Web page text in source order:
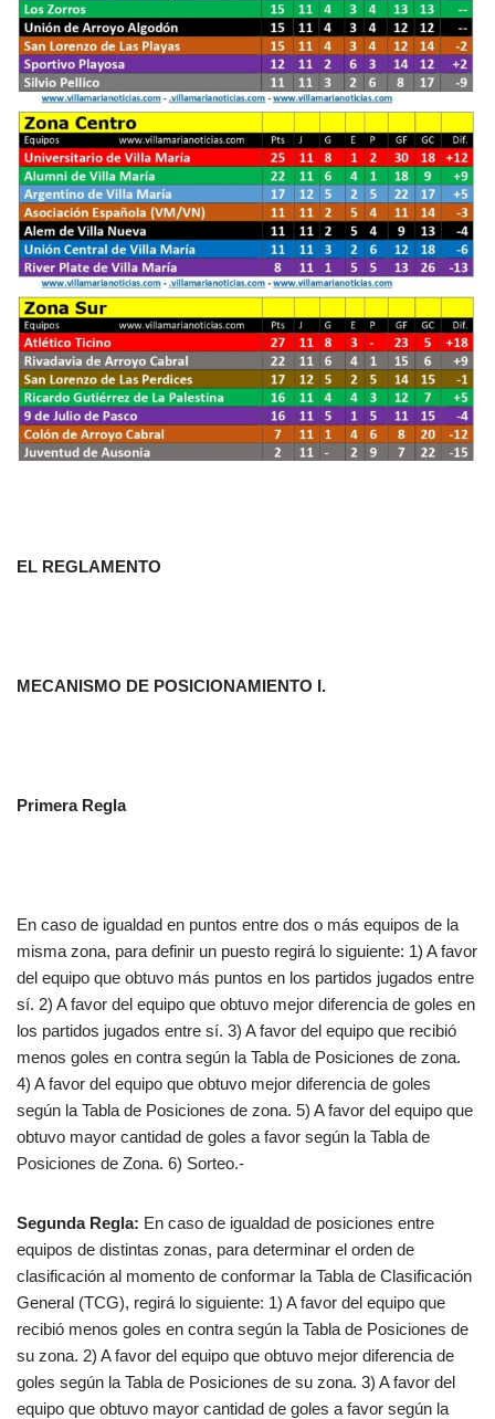
EL REGLAMENTO
MECANISMO DE POSICIONAMIENTO I.
Primera Regla
En caso de igualdad en puntos entre dos o más equipos de la
misma zona, para definir un puesto regirá lo siguiente: 1) A favor
del equipo que obtuvo más puntos en los partidos jugados entre
sí. 2) A favor del equipo que obtuvo mejor diferencia de goles en
los partidos jugados entre sí. 3) A favor del equipo que recibió
menos goles en contra según la Tabla de Posiciones de zona.
4) A favor del equipo que obtuvo mejor diferencia de goles
según la Tabla de Posiciones de zona. 5) A favor del equipo que
obtuvo mayor cantidad de goles a favor según la Tabla de
Posiciones de Zona. 6) Sorteo.-
Segunda Regla: En caso de igualdad de posiciones entre
equipos de distintas zonas, para determinar el orden de
clasificación al momento de conformar la Tabla de Clasificación
General (TCG), regirá lo siguiente: 1) A favor del equipo que
recibió menos goles en contra según la Tabla de Posiciones de
su zona. 2) A favor del equipo que obtuvo mejor diferencia de
goles según la Tabla de Posiciones de su zona. 3) A favor del
equipo que obtuvo mayor cantidad de goles a favor según la